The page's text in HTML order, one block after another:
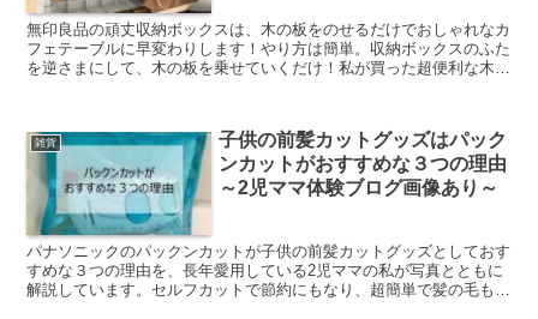
無印良品の頑丈収納ボックスは、木の板をのせるだけでおしゃれなカ
フェテーブルに早変わりします！やり方は簡単。収納ボックスのふた
を逆さまにして、木の板を乗せていくだけ！私が買った超便利な木の
雑貨
子供の前髪カットグッズはパック
ンカットがおすすめな３つの理由
～2児ママ体験ブログ画像あり～
パナソニックのパックンカットが子供の前髪カットグッズとしておす
すめな３つの理由を、長年愛用している2児ママの私が写真とともに
解説しています。セルフカットで節約にもなり、超簡単で髪の毛も散